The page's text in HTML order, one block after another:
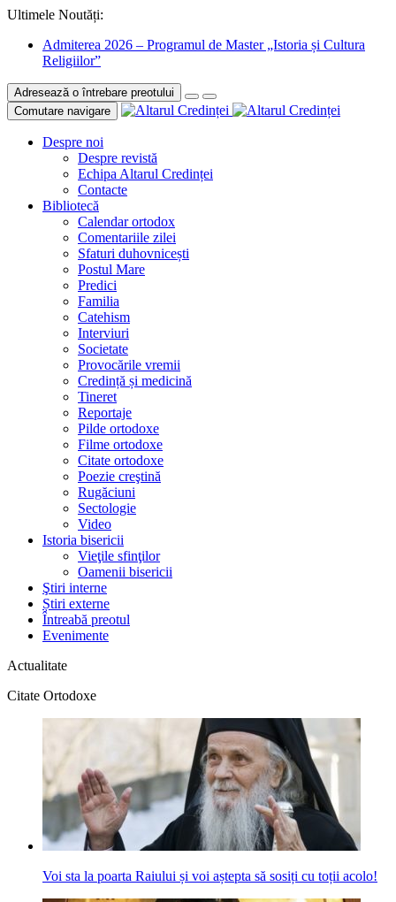
Ultimele Noutăți:
Admiterea 2026 – Programul de Master „Istoria și Cultura
Religiilor”
Adresează o întrebare preotului
Comutare navigare
Despre noi
Despre revistă
Echipa Altarul Credinței
Contacte
Bibliotecă
Calendar ortodox
Comentariile zilei
Sfaturi duhovnicești
Postul Mare
Predici
Familia
Catehism
Interviuri
Societate
Provocările vremii
Credință și medicină
Tineret
Reportaje
Pilde ortodoxe
Filme ortodoxe
Citate ortodoxe
Poezie creştină
Rugăciuni
Sectologie
Video
Istoria bisericii
Vieţile sfinţilor
Oamenii bisericii
Ştiri interne
Știri externe
Întreabă preotul
Evenimente
Actualitate
Citate Ortodoxe
Voi sta la poarta Raiului și voi aștepta să sosiți cu toții acolo!